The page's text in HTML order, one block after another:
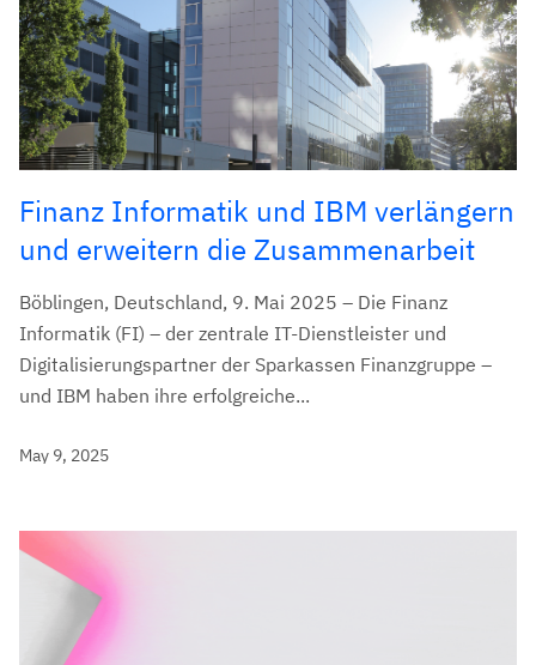
Finanz Informatik und IBM verlängern
und erweitern die Zusammenarbeit
Böblingen, Deutschland, 9. Mai 2025 – Die Finanz
Informatik (FI) – der zentrale IT-Dienstleister und
Digitalisierungspartner der Sparkassen Finanzgruppe –
und IBM haben ihre erfolgreiche...
May 9, 2025